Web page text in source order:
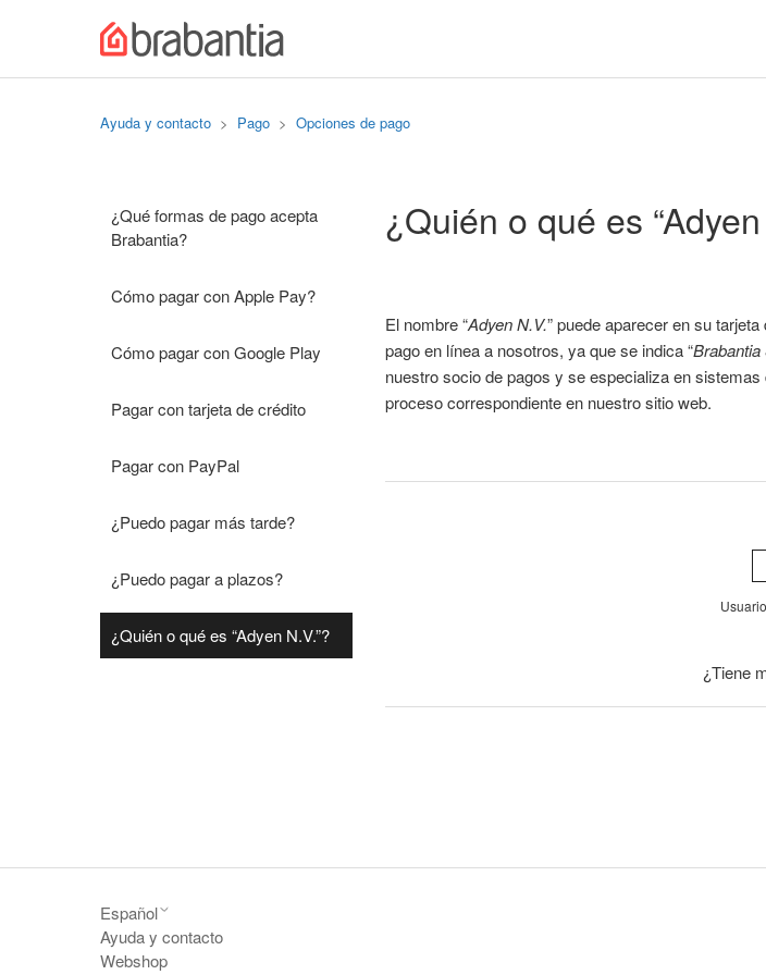
Ayuda y contacto Pago Opciones de pago
¿Qué formas de pago acepta
Brabantia?
Cómo pagar con Apple Pay?
Cómo pagar con Google Play
Pagar con tarjeta de crédito
Pagar con PayPal
¿Puedo pagar más tarde?
¿Puedo pagar a plazos?
¿Quién o qué es “Adyen N.V.”?
¿Quién o qué es “Adyen
El nombre “Adyen N.V.” puede aparecer en su
pago en línea a nosotros, ya que se indica “Brabantia
nuestro socio de pagos y se especializa en
proceso correspondiente en nuestro sitio web.
¿Tiene
Español
Ayuda y contacto
Webshop